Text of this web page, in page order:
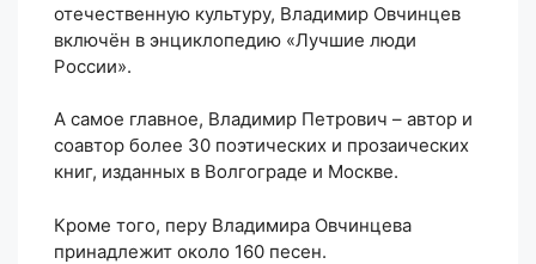
отечественную культуру, Владимир Овчинцев
включён в энциклопедию «Лучшие люди
России».
А самое главное, Владимир Петрович – автор и
соавтор более 30 поэтических и прозаических
книг, изданных в Волгограде и Москве.
Кроме того, перу Владимира Овчинцева
принадлежит около 160 песен.